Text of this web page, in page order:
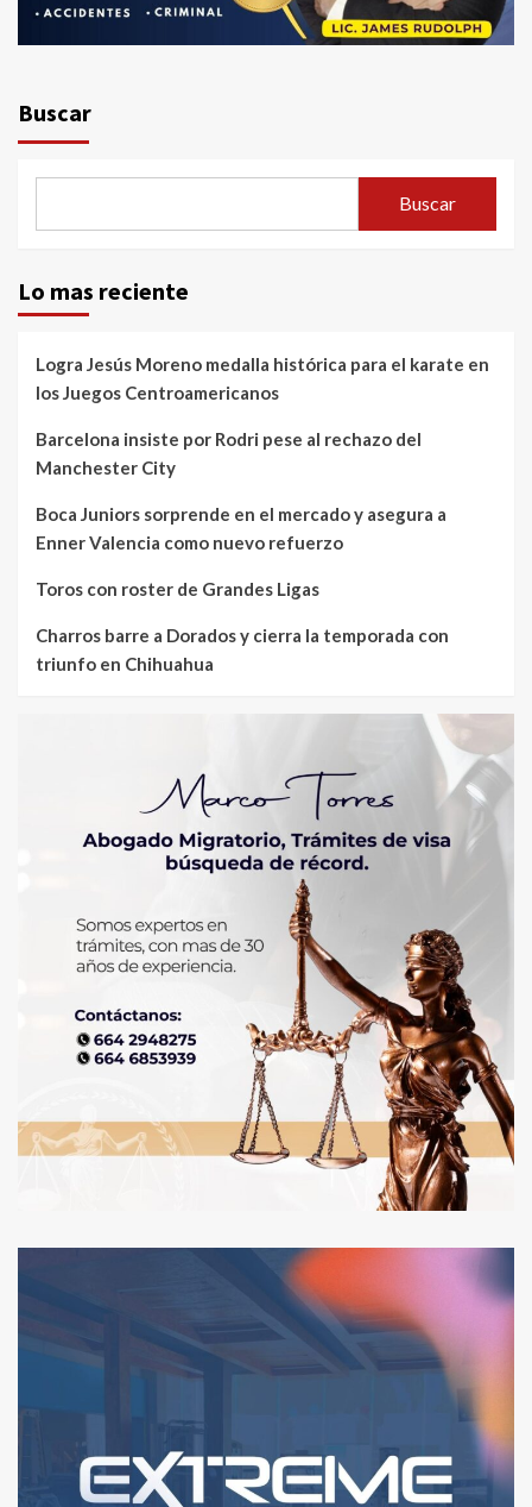
Buscar
Buscar
Lo mas reciente
Logra Jesús Moreno medalla histórica para el karate en
los Juegos Centroamericanos
Barcelona insiste por Rodri pese al rechazo del
Manchester City
Boca Juniors sorprende en el mercado y asegura a
Enner Valencia como nuevo refuerzo
Toros con roster de Grandes Ligas
Charros barre a Dorados y cierra la temporada con
triunfo en Chihuahua